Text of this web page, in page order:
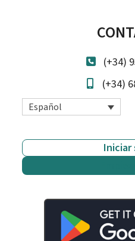
(+34)
(+34)
Español
Iniciar